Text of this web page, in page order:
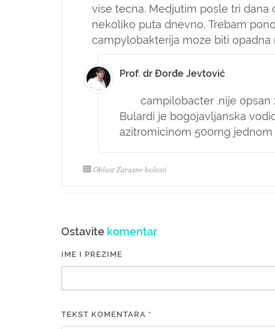
vise tecna. Medjutim posle tri
nekoliko puta dnevno. Trebam
campylobakterija moze biti opadna
Prof. dr Đorđe Jevtović
campilobacter .nije opsan
Bulardi je bogojavljanska
azitromicinom 500mg
Oblast Zarazne bolesti
Ostavite komentar
IME I PREZIME
TEKST KOMENTARA *